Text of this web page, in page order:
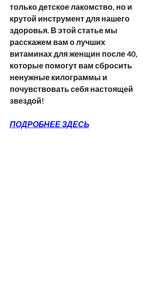
только детское лакомство, но и
крутой инструмент для нашего
здоровья. В этой статье мы
расскажем вам о лучших
витаминах для женщин после 40,
которые помогут вам сбросить
ненужные килограммы и
почувствовать себя настоящей
звездой!
ПОДРОБНЕЕ ЗДЕСЬ